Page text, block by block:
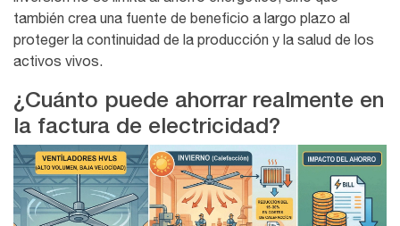
también crea una fuente de beneficio a largo plazo al
proteger la continuidad de la producción y la salud de los
activos vivos.
¿Cuánto puede ahorrar realmente en
la factura de electricidad?